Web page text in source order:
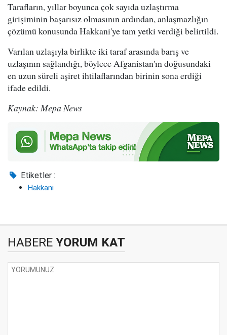
Tarafların, yıllar boyunca çok sayıda uzlaştırma
girişiminin başarısız olmasının ardından, anlaşmazlığın
çözümü konusunda Hakkani'ye tam yetki verdiği belirtildi.
Varılan uzlaşıyla birlikte iki taraf arasında barış ve
uzlaşının sağlandığı, böylece Afganistan'ın doğusundaki
en uzun süreli aşiret ihtilaflarından birinin sona erdiği
ifade edildi.
Kaynak: Mepa News
Etiketler :
Hakkani
HABERE YORUM KAT